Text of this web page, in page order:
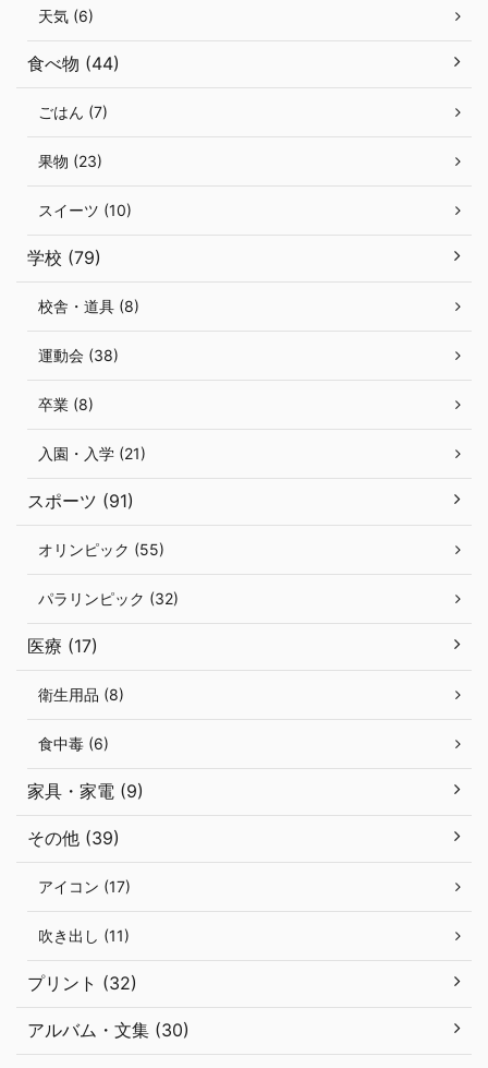
天気 (6)
食べ物 (44)
ごはん (7)
果物 (23)
スイーツ (10)
学校 (79)
校舎・道具 (8)
運動会 (38)
卒業 (8)
入園・入学 (21)
スポーツ (91)
オリンピック (55)
パラリンピック (32)
医療 (17)
衛生用品 (8)
食中毒 (6)
家具・家電 (9)
その他 (39)
アイコン (17)
吹き出し (11)
プリント (32)
アルバム・文集 (30)